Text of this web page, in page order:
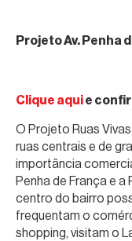
Projeto Av. Penha
Clique aquie
O Projeto Ruas
ruas centrais e de
importância
Penha de França e a
centro do bairro
frequentam o
shopping, visitam o